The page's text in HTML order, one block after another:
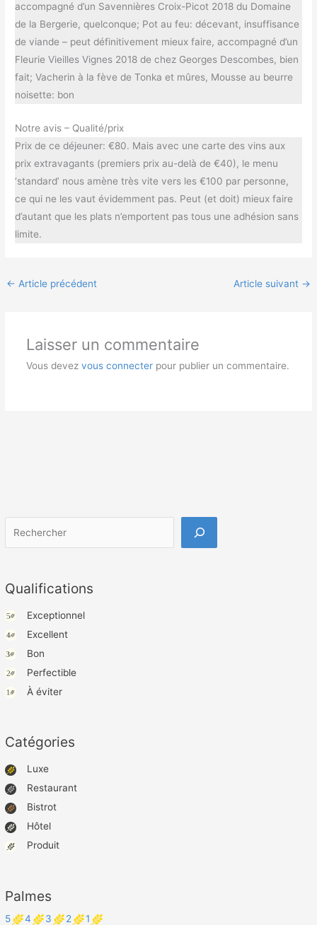
Qualifications
Exceptionnel
Excellent
Bon
Perfectible
À éviter
Catégories
Luxe
Restaurant
Bistrot
Hôtel
Produit
Palmes
5 4 3 2 1
accompagné d’un Savennières Croix-Picot 2018 du Domaine
de la Bergerie, quelconque; Pot au feu: décevant, insuffisance
de viande – peut définitivement mieux faire, accompagné d’un
Fleurie Vieilles Vignes 2018 de chez Georges Descombes, bien
fait; Vacherin à la fève de Tonka et mûres, Mousse au beurre
noisette: bon
Notre avis – Qualité/prix
Prix de ce déjeuner: €80. Mais avec une carte des vins aux
prix extravagants (premiers prix au-delà de €40), le menu
‘standard’ nous amène très vite vers les €100 par personne,
ce qui ne les vaut évidemment pas. Peut (et doit) mieux faire
d’autant que les plats n’emportent pas tous une adhésion sans
limite.
← Article précédent Article suivant →
Laisser un commentaire
Vous devez vous connecterpour publier un commentaire.